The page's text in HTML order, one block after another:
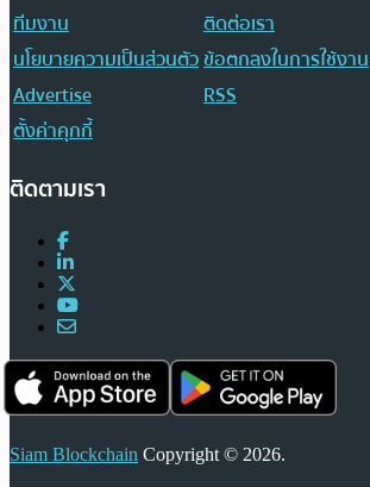
ทีมงาน
ติดต่อเรา
นโยบายความเป็นส่วนตัวข้อตกลงในการใช้งาน
Advertise
RSS
ตั้งค่าคุกกี้
ติดตามเรา
Siam Blockchain Copyright © 2026.